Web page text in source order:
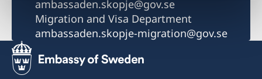
ambassaden.skopje@gov.se
Migration and Visa Department
ambassaden.skopje-migration@gov.se